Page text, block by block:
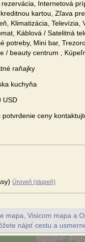
Internetová
kartou, Zľava
Klimatizácia, Televízia,
Káblová / Satelitná
potreby, Mini bar,
/ beauty centrum ,
raňajky
kuchyňa
USD
ceny
Úroveň (stupeň)
mapa, Visicom mapa a
nájsť cestu a